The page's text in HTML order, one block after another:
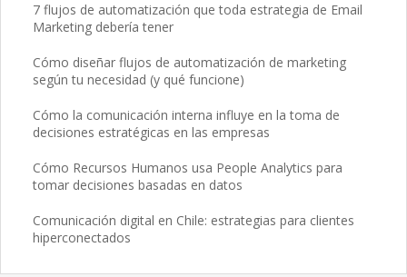
7 flujos de automatización que toda estrategia de Email
Marketing debería tener
Cómo diseñar flujos de automatización de marketing
según tu necesidad (y qué funcione)
Cómo la comunicación interna influye en la toma de
decisiones estratégicas en las empresas
Cómo Recursos Humanos usa People Analytics para
tomar decisiones basadas en datos
Comunicación digital en Chile: estrategias para clientes
hiperconectados